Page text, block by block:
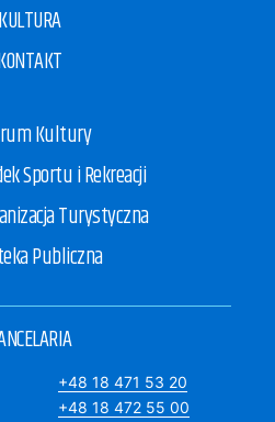
KULTURA
Kultury
Sportu i Rekreacji
Turystyczna
Publiczna
+48 18 471 53 20
+48 18 472 55 00